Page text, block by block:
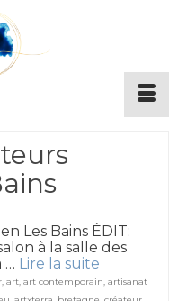
Les Bains ÉDIT:
à la salle des
… Lire la suite
, art, art contemporain, artisanat